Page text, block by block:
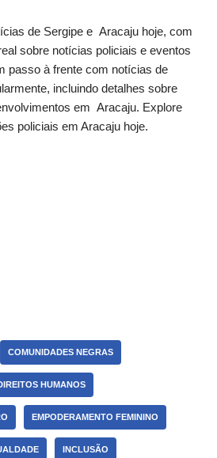
de Sergipe e Aracaju hoje, com
sobre notícias policiais e eventos
passo à frente com notícias de
incluindo detalhes sobre
em Aracaju. Explore
policiais em Aracaju hoje.
COMUNIDADES NEGRAS
HUMANOS
EMPODERAMENTO FEMININO
INCLUSÃO